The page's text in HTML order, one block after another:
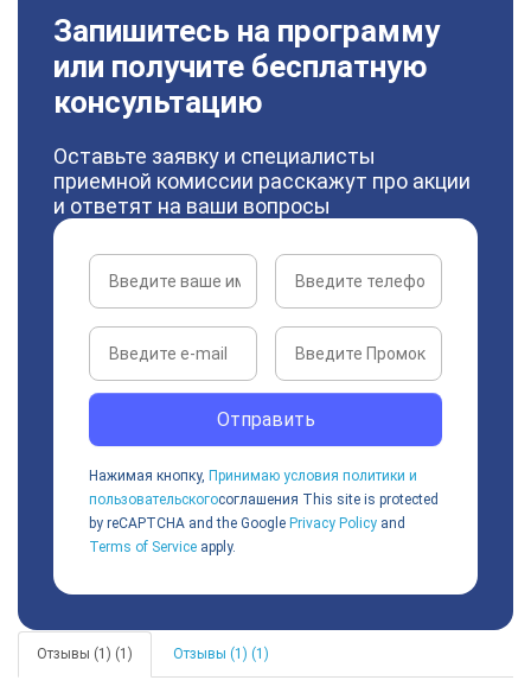
Запишитесь на программу
или получите бесплатную
консультацию
Оставьте заявку и специалисты
приемной комиссии расскажут про акции
и ответят на ваши вопросы
Отправить
Нажимая кнопку, Принимаю условия политики и
пользовательскогосоглашения This site is protected
by reCAPTCHA and the Google Privacy Policy and
Terms of Service apply.
Отзывы (1) (1) Отзывы (1) (1)